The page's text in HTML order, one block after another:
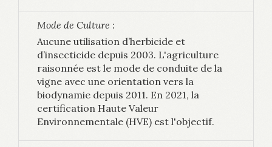
Mode de Culture :
Aucune utilisation d’herbicide et
d’insecticide depuis 2003. L'agriculture
raisonnée est le mode de conduite de la
vigne avec une orientation vers la
biodynamie depuis 2011. En 2021, la
certification Haute Valeur
Environnementale (HVE) est l'objectif.